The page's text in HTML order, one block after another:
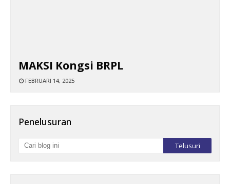
MAKSI Kongsi BRPL
FEBRUARI 14, 2025
Penelusuran